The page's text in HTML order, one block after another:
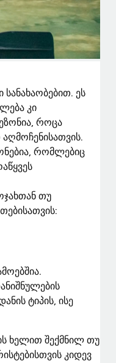
ეს
კი
როცა
რომლებიც
თუ
ტიპის, ისე
ხელით შექმნილ თუ
კიდევ